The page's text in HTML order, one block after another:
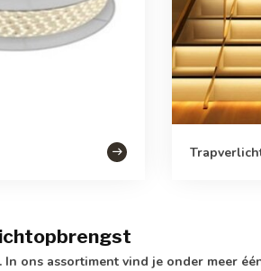
ons assortiment vind je onder meer